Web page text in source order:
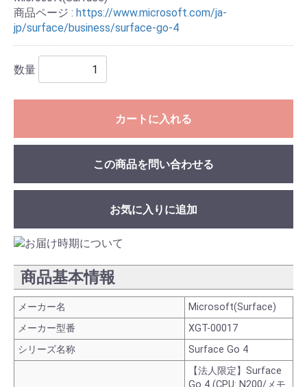
商品ページ : https://www.microsoft.com/ja-
jp/surface/business/surface-go-4
数量
カートに入れる
この商品を問い合わせる
お気に入りに追加
商品基本情報
メーカー名
Microsoft(Surface)
メーカー型番
XGT-00017
シリーズ名称
Surface Go 4
【法人限定】Surface
Go 4 (CPU: N200/メモ